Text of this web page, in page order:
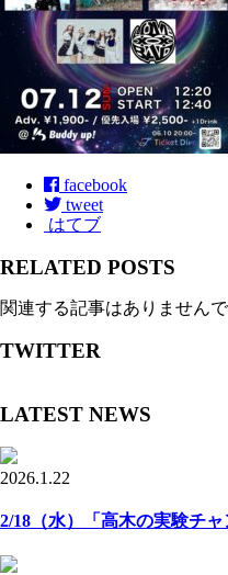
facebook
tweet
はてブ
RELATED POSTS
関連する記事はありませんで
TWITTER
LATEST NEWS
2026.1.22
2/18（水）「高木の実験チ